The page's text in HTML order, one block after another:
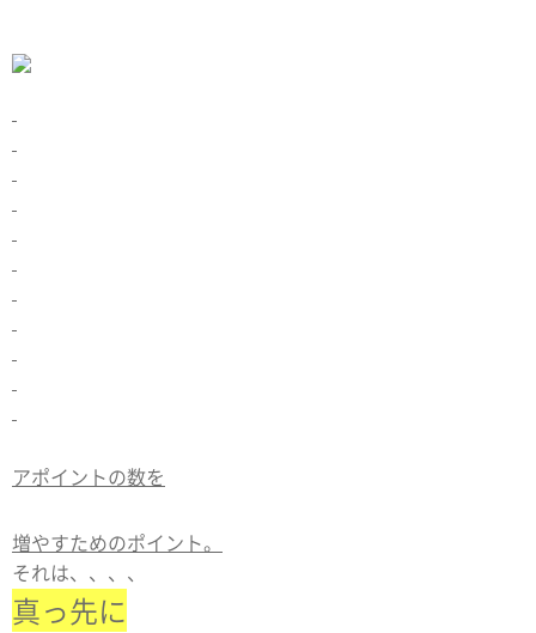
アポイントの数を
増やすためのポイント。
それは、、、、
真っ先に